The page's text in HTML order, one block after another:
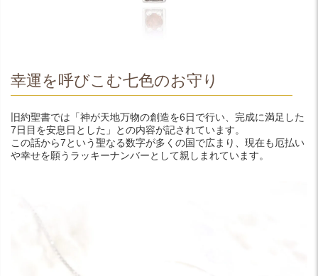
幸運を呼びこむ七色のお守り
旧約聖書では「神が天地万物の創造を6日で行い、完成に満足した
7日目を安息日とした」との内容が記されています。
この話から7という聖なる数字が多くの国で広まり、現在も厄払い
や幸せを願うラッキーナンバーとして親しまれています。